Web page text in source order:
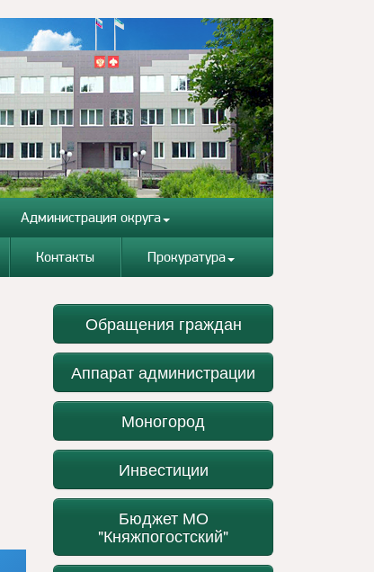
Администрация округа
Контакты Прокуратура
Обращения граждан
Аппарат администрации
Моногород
Инвестиции
Бюджет МО
"Княжпогостский"